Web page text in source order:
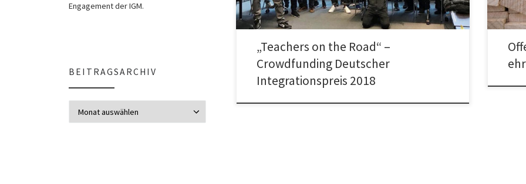
„Teachers on the Road“ –
Crowdfunding Deutscher
Integrationspreis 2018
Engagement der IGM.
BEITRAGSARCHIV